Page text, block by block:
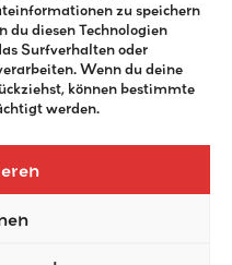
zu speichern
du diesen Technologien
Surfverhalten oder
Wenn du deine
können bestimmte
werden.